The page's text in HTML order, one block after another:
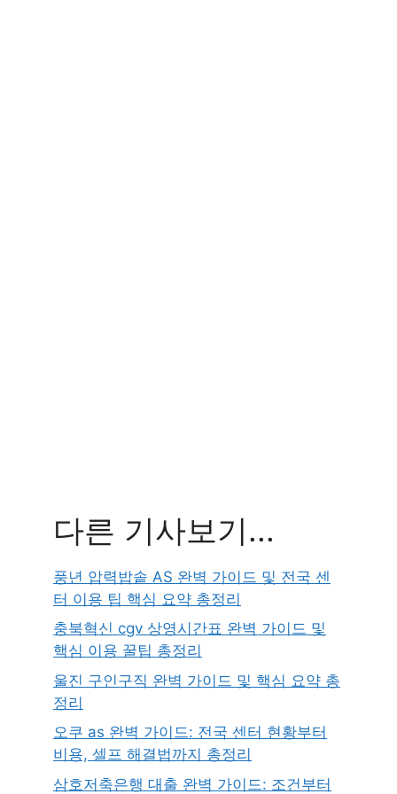
다른 기사보기...
풍년 압력밥솥 AS 완벽 가이드 및 전국 센
터 이용 팁 핵심 요약 총정리
충북혁신 cgv 상영시간표 완벽 가이드 및
핵심 이용 꿀팁 총정리
울진 구인구직 완벽 가이드 및 핵심 요약 총
정리
오쿠 as 완벽 가이드: 전국 센터 현황부터
비용, 셀프 해결법까지 총정리
삼호저축은행 대출 완벽 가이드: 조건부터